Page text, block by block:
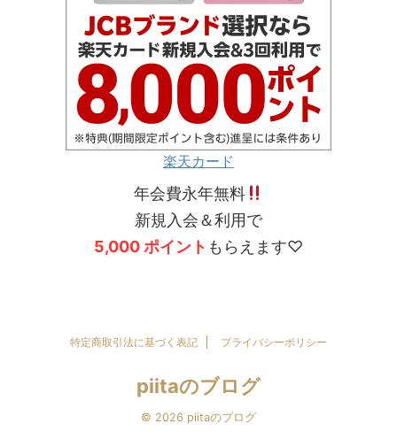
楽天カード
年会費永年無料
新規入会＆利用で
5,000 ポイント もらえます♡
特定商取引法に基づく表記 プライバシーポリシー
piitaのブログ
© 2026 piitaのブログ